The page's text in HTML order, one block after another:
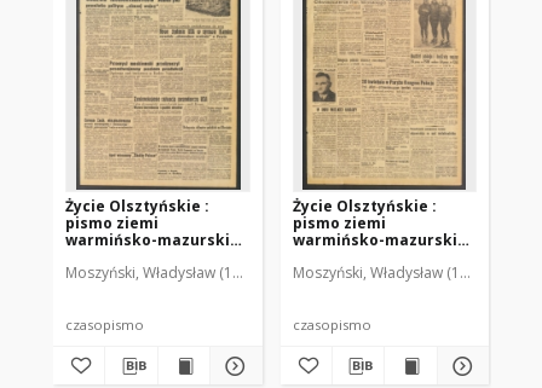
Życie Olsztyńskie :
pismo ziemi
warmińsko-mazurskiej,
Moszyński, Władysław (1922-2001). Red. Mroczkowski, Włodzimierz
czasopismo
Życie Olsztyńskie :
pismo ziemi
warmińsko-mazurskiej,
Moszyński, Władysław (1922-2001).
czasopismo